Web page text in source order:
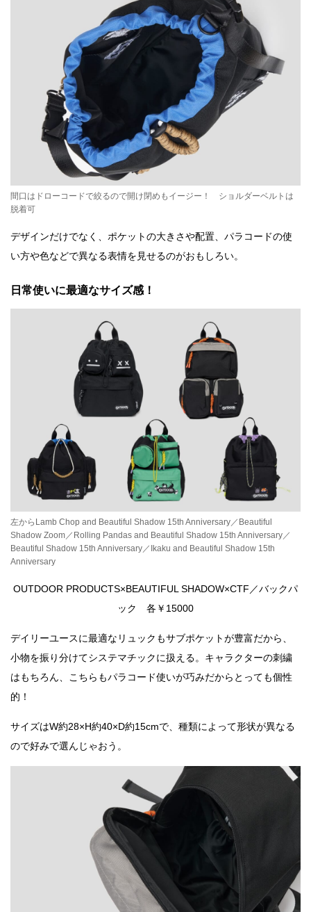
間口はドローコードで絞るので開け閉めもイージー！ ショルダーベルトは
脱着可
デザインだけでなく、ポケットの大きさや配置、パラコードの使
い方や色などで異なる表情を見せるのがおもしろい。
日常使いに最適なサイズ感！
左からLamb Chop and Beautiful Shadow 15th Anniversary／Beautiful
Shadow Zoom／Rolling Pandas and Beautiful Shadow 15th Anniversary／
Beautiful Shadow 15th Anniversary／Ikaku and Beautiful Shadow 15th
Anniversary
OUTDOOR PRODUCTS×BEAUTIFUL SHADOW×CTF／バックパ
ック 各￥15000
デイリーユースに最適なリュックもサブポケットが豊富だから、
小物を振り分けてシステマチックに扱える。キャラクターの刺繍
はもちろん、こちらもパラコード使いが巧みだからとっても個性
的！
サイズはW約28×H約40×D約15cmで、種類によって形状が異なる
ので好みで選んじゃおう。